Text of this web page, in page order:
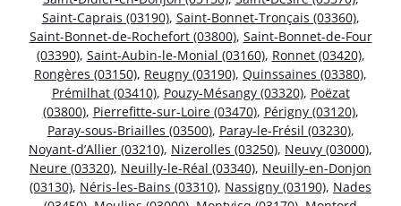
Saint-Caprais (03190), Saint-Bonnet-Tronçais (03360),
Saint-Bonnet-de-Rochefort (03800), Saint-Bonnet-de-Four
(03390), Saint-Aubin-le-Monial (03160), Ronnet (03420),
Rongères (03150), Reugny (03190), Quinssaines (03380),
Prémilhat (03410), Pouzy-Mésangy (03320), Poëzat
(03800), Pierrefitte-sur-Loire (03470), Périgny (03120),
Paray-sous-Briailles (03500), Paray-le-Frésil (03230),
Noyant-d’Allier (03210), Nizerolles (03250), Neuvy (03000),
Neure (03320), Neuilly-le-Réal (03340), Neuilly-en-Donjon
(03130), Néris-les-Bains (03310), Nassigny (03190), Nades